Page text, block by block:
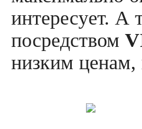
интересует. А
посредством
низким ценам,